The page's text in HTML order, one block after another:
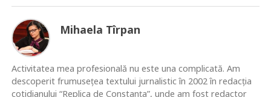
Mihaela Tîrpan
Activitatea mea profesională nu este una complicată. Am
descoperit frumusețea textului jurnalistic în 2002 în redacția
cotidianului “Replica de Constanța”, unde am fost redactor